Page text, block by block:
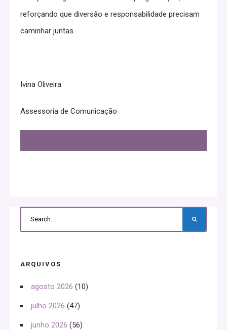
reforçando que diversão e responsabilidade precisam
caminhar juntas.
Ivina Oliveira
Assessoria de Comunicação
ARQUIVOS
agosto 2026 (10)
julho 2026 (47)
junho 2026 (56)